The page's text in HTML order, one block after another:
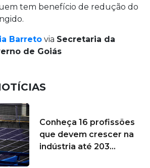
tem benefício de redução do
Barreto via Secretaria da
de Goiás
Conheça 16 profissões
que devem crescer na
indústria até 203...